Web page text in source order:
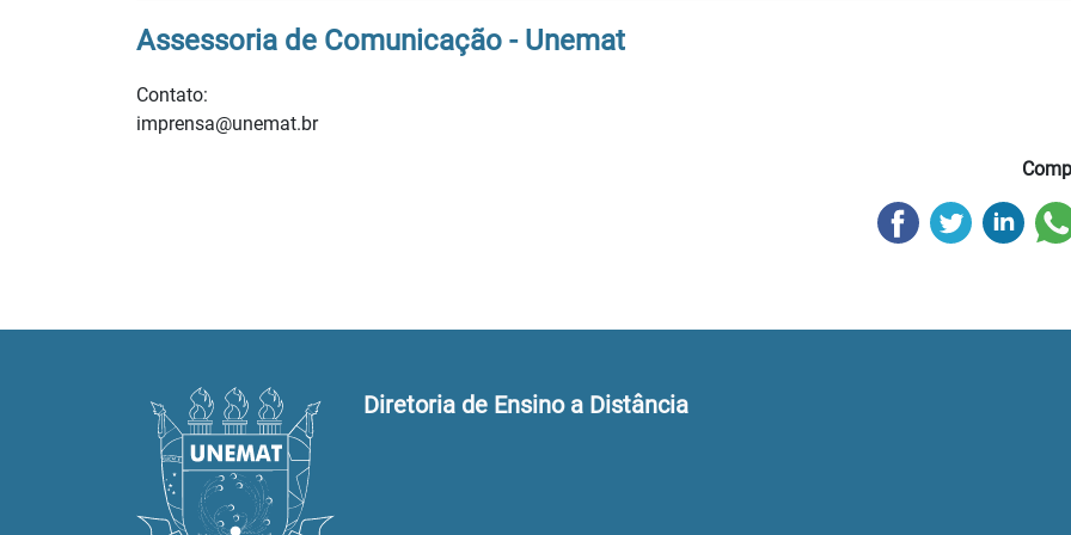
Assessoria de Comunicação - Unemat
Contato:
imprensa@unemat.br
Diretoria de Ensino a Distância